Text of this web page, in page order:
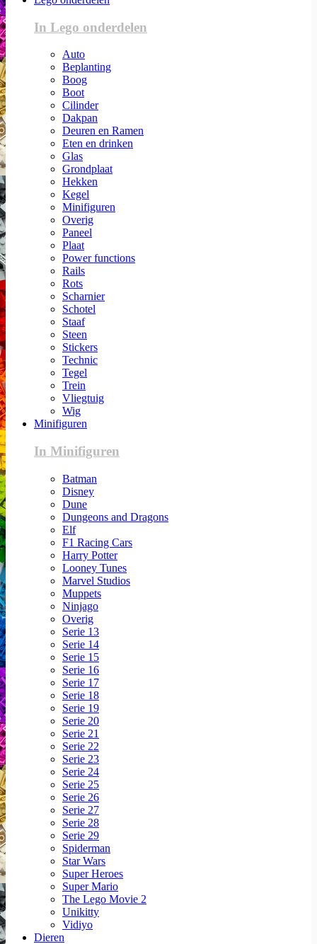
In Lego onderdelen
Auto
Beplanting
Boog
Boot
Cilinder
Dakpan
Deuren en Ramen
Eten en drinken
Glas
Grondplaat
Hekken
Kegel
Minifiguren
Overig
Paneel
Plaat
Power functions
Rails
Rots
Scharnier
Schotel
Staaf
Steen
Stickers
Technic
Tegel
Trein
Vliegtuig
Wig
Minifiguren
In Minifiguren
Batman
Disney
Dune
Dungeons and Dragons
Elf
F1 Racing Cars
Harry Potter
Looney Tunes
Marvel Studios
Muppets
Ninjago
Overig
Serie 13
Serie 14
Serie 15
Serie 16
Serie 17
Serie 18
Serie 19
Serie 20
Serie 21
Serie 22
Serie 23
Serie 24
Serie 25
Serie 26
Serie 27
Serie 28
Serie 29
Spiderman
Star Wars
Super Heroes
Super Mario
The Lego Movie 2
Unikitty
Vidiyo
Dieren